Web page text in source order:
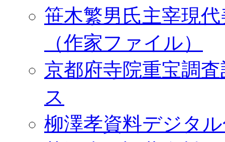
笹木繁男氏主宰現
（作家ファイル）
京都府寺院重宝調
ス
柳澤孝資料デジタ